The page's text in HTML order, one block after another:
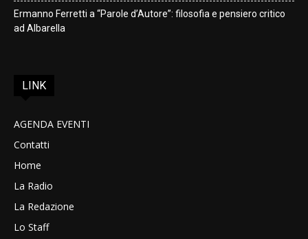
Ermanno Ferretti a “Parole d’Autore”: filosofia e pensiero critico
ad Albarella
LINK
AGENDA EVENTI
Contatti
Home
La Radio
La Redazione
Lo Staff